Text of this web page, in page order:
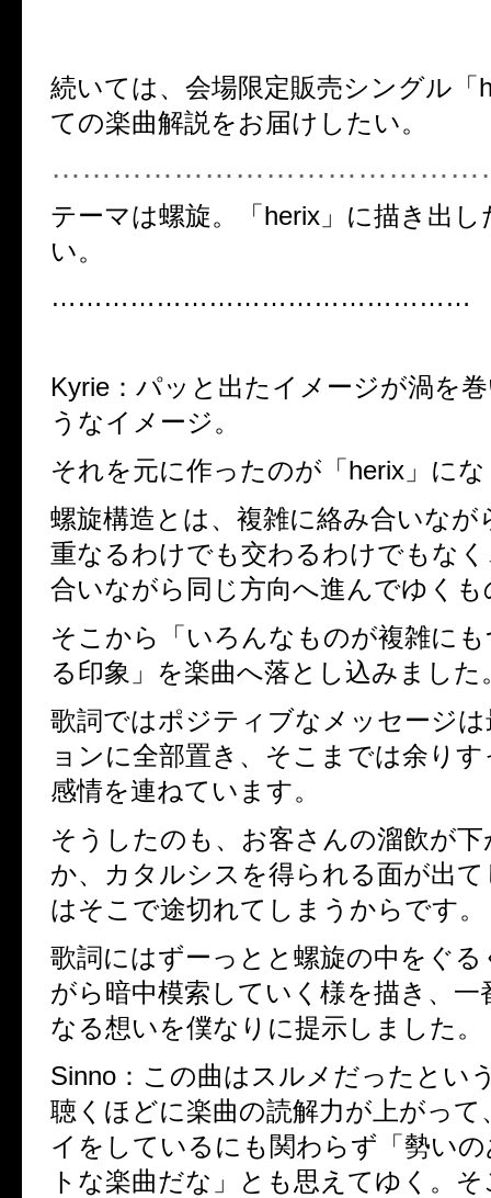
続いては、会場限定販売シングル「
ての楽曲解説をお届けしたい。
テーマは螺旋。「herix」に描き出し
い。
…………………………………………
Kyrie ： パッと出たイメージが渦を
うなイメージ。
それを元に作ったのが「herix」に
螺旋構造とは、複雑に絡み合いなが
重なるわけでも交わるわけでもな
合いながら同じ方向へ進んでゆくも
そこから「いろんなものが複雑に
る印象」を楽曲へ落とし込みました
歌詞ではポジティブなメッセージ
ョンに全部置き、そこまでは余り
感情を連ねています。
そうしたのも、お客さんの溜飲が
か、カタルシスを得られる面が出
はそこで途切れてしまうからです。
歌詞にはずーっとと螺旋の中をぐ
がら暗中模索していく様を描き、一
なる想いを僕なりに提示しました。
Sinno ： この曲はスルメだったとい
聴くほどに楽曲の読解力が上がって
イをしているにも関わらず「勢い
トな楽曲だな」とも思えてゆく。